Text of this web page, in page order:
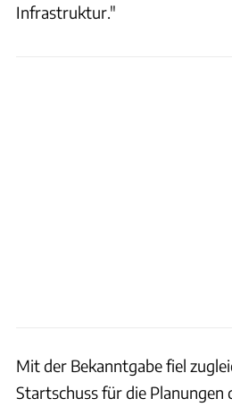
Infrastruktur."
Mit der Bekanntgabe fiel
Startschuss für die Planungen